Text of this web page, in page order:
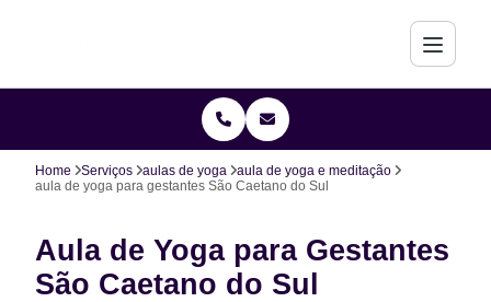
Home Serviços aulas de yoga
aula de yoga e meditação
aula de yoga para gestantes São Caetano do Sul
Aula de Yoga para Gestantes
São Caetano do Sul